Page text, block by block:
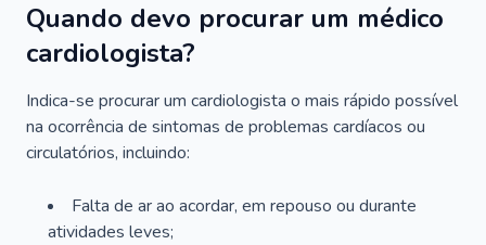
Quando devo procurar um médico
cardiologista?
Indica-se procurar um cardiologista o mais rápido possível
na ocorrência de sintomas de problemas cardíacos ou
circulatórios, incluindo:
Falta de ar ao acordar, em repouso ou durante
atividades leves;